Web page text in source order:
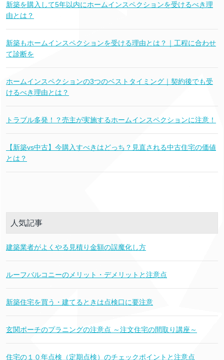
新築を購入して5年以内にホームインスペクションを受けるべき理
由とは？
新築もホームインスペクションを受ける理由とは？｜工程に合わせ
て診断を
ホームインスペクションの3つのベストタイミング｜契約後でも受
けるべき理由とは？
トラブル多発！？売主が実施するホームインスペクションに注意！
【新築vs中古】今購入すべきはどっち？見直される中古住宅の価値
とは？
人気記事
建築業者がよくやる見積り金額の誤魔化し方
ルーフバルコニーのメリット・デメリットと注意点
新築住宅を買う・建てるときは点検口に要注意
玄関ポーチのプラニングの注意点 ～注文住宅の間取り講座～
住宅の１０年点検（定期点検）のチェックポイントと注意点